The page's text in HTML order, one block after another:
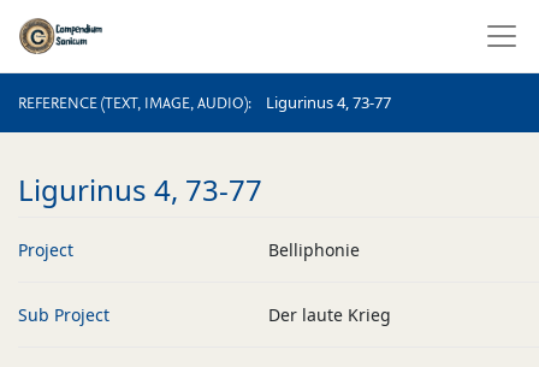
REFERENCE (TEXT, IMAGE, AUDIO) Ligurinus 4, 73-77
REFERENCE (TEXT, IMAGE, AUDIO)
Ligurinus 4, 73-77
Project Belliphonie
Sub Project Der laute Krieg